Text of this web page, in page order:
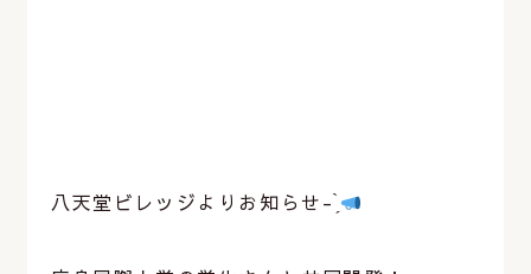
八天堂ビレッジよりお知らせ- ̗̀